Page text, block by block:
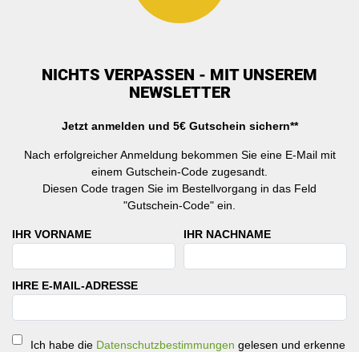
NICHTS VERPASSEN - MIT UNSEREM
NEWSLETTER
Jetzt anmelden und 5€ Gutschein sichern**
Nach erfolgreicher Anmeldung bekommen Sie eine E-Mail mit
einem Gutschein-Code zugesandt.
Diesen Code tragen Sie im Bestellvorgang in das Feld
"Gutschein-Code" ein.
IHR VORNAME IHR NACHNAME
IHRE E-MAIL-ADRESSE
Ich habe die Datenschutzbestimmungen gelesen und erkenne